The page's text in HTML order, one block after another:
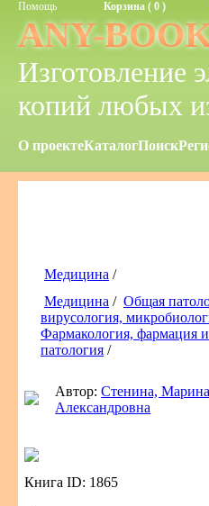
Помощь Корзина ( 0 )
ANY-
Изготовление
копий любых
О проектеКаталогПоиск
Медицина /
Медицина / Общая
вирусология,
Фармакология, фармация
патология /
Автор:Стенина, Марина
Александровна
Книга ID: 1865